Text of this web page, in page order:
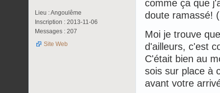
Lieu : Angoulême
Inscription : 2013-11-06
Messages : 207
Site Web
comme ça que
doute ramassé!
Moi je trouve
d'ailleurs, c'est
C'était bien au
sois sur place à
avant votre